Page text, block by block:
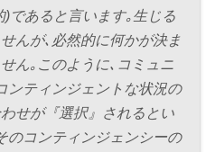
)であると言います｡生じる
んが､必然的に何かが決ま
ん｡このように､コミュニ
ンティンジェントな状況の
せが『選択』されるとい
のコンティンジェンシーの